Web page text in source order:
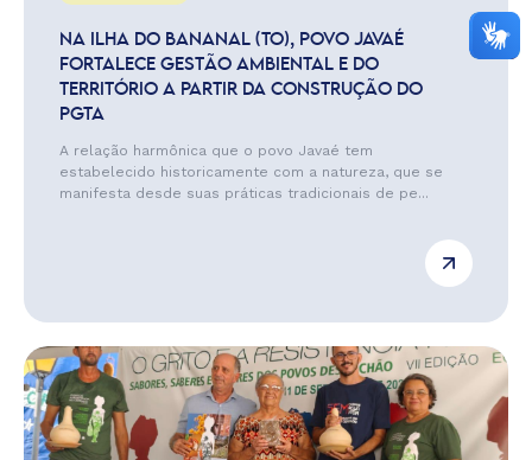
NA ILHA DO BANANAL (TO), POVO JAVAÉ
FORTALECE GESTÃO AMBIENTAL E DO
TERRITÓRIO A PARTIR DA CONSTRUÇÃO DO
PGTA
A relação harmônica que o povo Javaé tem
estabelecido historicamente com a natureza, que se
manifesta desde suas práticas tradicionais de pe...